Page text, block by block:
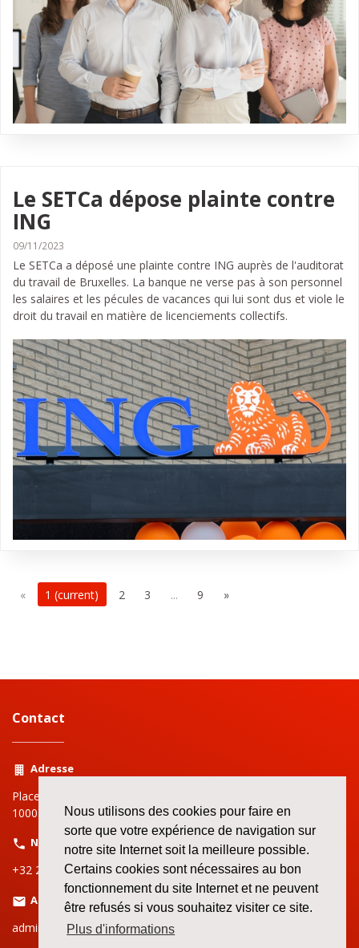
Nous utilisons des cookies pour faire en
sorte que votre expérience de navigation sur
notre site Internet soit la meilleure possible.
Certains cookies sont nécessaires au bon
fonctionnement du site Internet et ne peuvent
être refusés si vous souhaitez visiter ce site.
Plus d'informations
Le SETCa dépose plainte contre
ING
09/11/2023
Le SETCa a déposé une plainte contre ING auprès de l'auditorat
du travail de Bruxelles. La banque ne verse pas à son personnel
les salaires et les pécules de vacances qui lui sont dus et viole le
droit du travail en matière de licenciements collectifs.
« 1(current) 2 3 ... 9 »
Contact
Adresse
Place Rouppe | Rouppeplein 3
1000 Bruxelles | Brussel
Numéro
+32 2 519 72 11
Adresse email
admin.bruxelles@bbtk-abvv.be